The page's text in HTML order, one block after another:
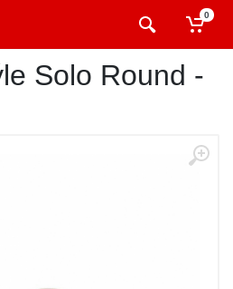
0
Solo Round -